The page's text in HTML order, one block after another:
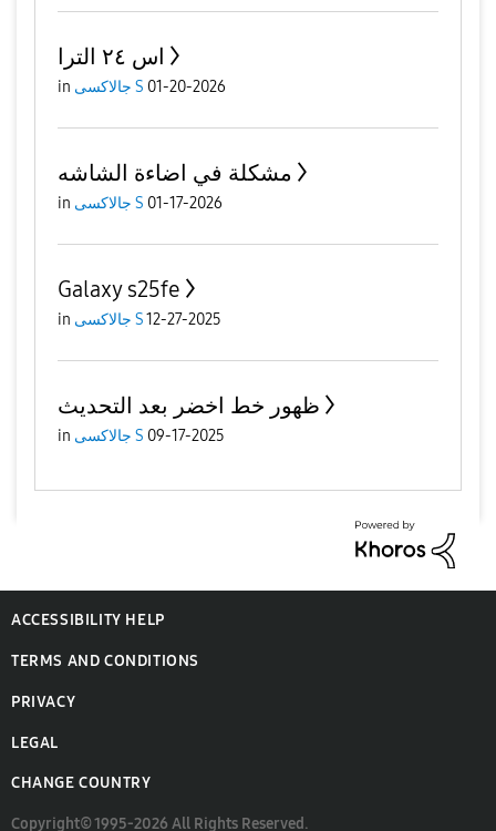
اس ٢٤ الترا
in جالاكسى S 01-20-2026
مشكلة في اضاءة الشاشه
in جالاكسى S 01-17-2026
Galaxy s25fe
in جالاكسى S12-27-2025
ظهور خط اخضر بعد التحديث
in جالاكسى S 09-17-2025
ACCESSIBILITY HELP
TERMS AND CONDITIONS
PRIVACY
LEGAL
CHANGE COUNTRY
Copyright© 1995-2026 All Rights Reserved.